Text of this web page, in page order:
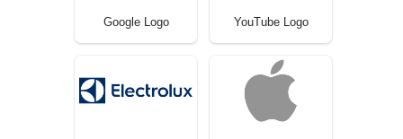
Google Logo YouTube Logo